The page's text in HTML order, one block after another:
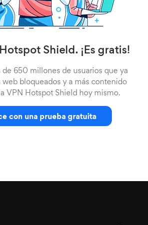
Shield. ¡Es gratis!
de 650 millones de usuarios que ya
web bloqueados y a más contenido
VPN Hotspot Shield hoy mismo.
con una prueba gratuita